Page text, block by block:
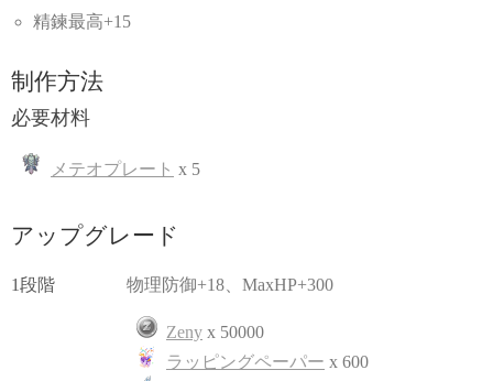
精鍊最高+15
制作方法
必要材料
メテオプレート x 5
アップグレード
1段階 物理防御+18、MaxHP+300
Zeny x 50000
ラッピングペーパー x 600